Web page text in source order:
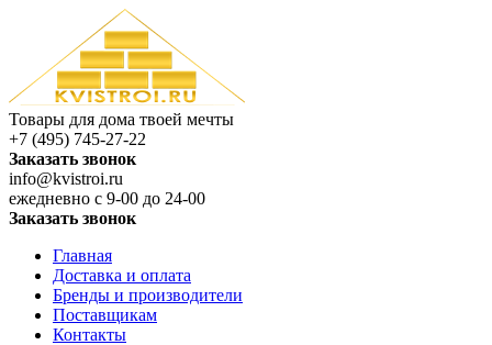
Товары для дома твоей мечты
+7 (495) 745-27-22
Заказать звонок
info@kvistroi.ru
ежедневно с 9-00 до 24-00
Заказать звонок
Главная
Доставка и оплата
Бренды и производители
Поставщикам
Контакты